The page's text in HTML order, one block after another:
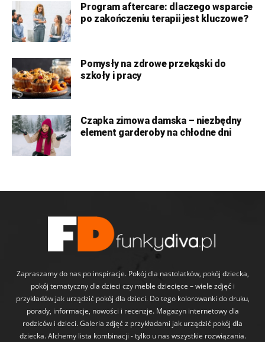
Program aftercare: dlaczego wsparcie
po zakończeniu terapii jest kluczowe?
Pomysły na zdrowe przekąski do
szkoły i pracy
Czapka zimowa damska – niezbędny
element garderoby na chłodne dni
Zapraszamy do nas po inspiracje. Pokój dla nastolatków, pokój dziecka,
pokój tematyczny dla dzieci czy meble dziecięce – wiele zdjęć i
przykładów jak urządzić pokój dla dzieci. Do tego kolorowanki do druku,
porady, informacje, nowości i recenzje. Magazyn internetowy dla
rodziców i dzieci. Galeria zdjęć z przykładami jak urządzić pokój dla
dziecka. Alchemy lista kombinacji - tylko u nas wszystkie rozwiązania.